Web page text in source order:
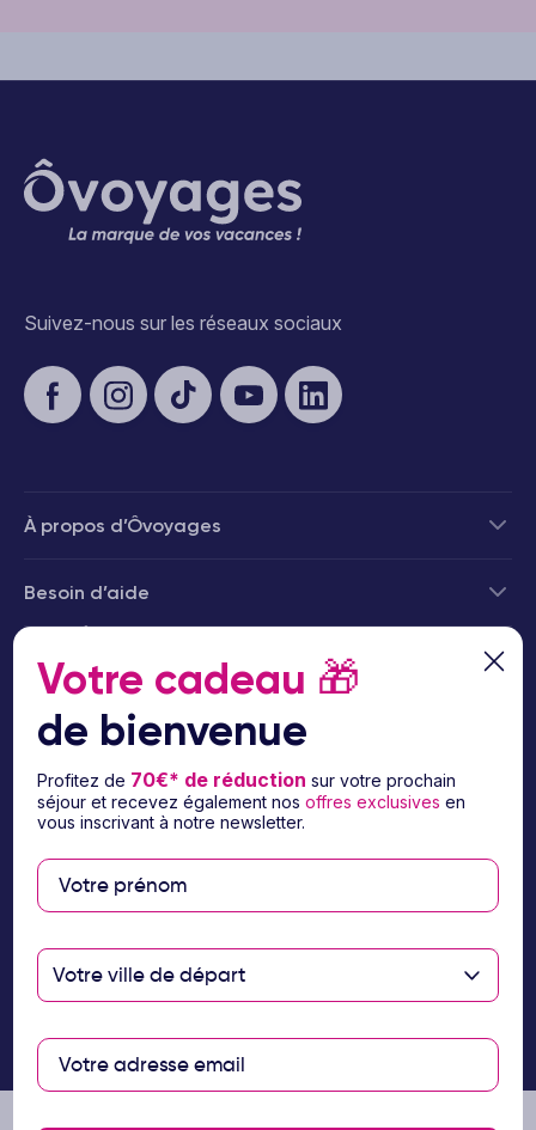
Suivez-nous sur les réseaux sociaux
À propos d’Ôvoyages
Besoin d’aide
Paiement sécurisé
fois par carte
notre partenaire
Floa
Votre cadeau 🎁
de bienvenue
Profitez de 70€* de réduction sur votre prochain
séjour et recevez également nosoffres exclusives en
vous inscrivant à notre newsletter.
Votre ville de départ